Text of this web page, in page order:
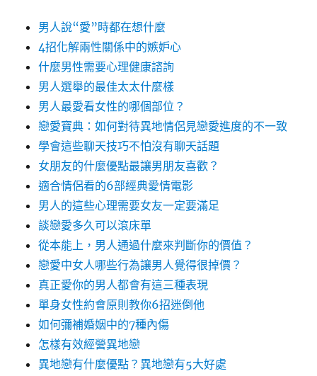
男人說“愛”時都在想什麼
4招化解兩性關係中的嫉妒心
什麼男性需要心理健康諮詢
男人選舉的最佳太太什麼樣
男人最愛看女性的哪個部位？
戀愛寶典：如何對待異地情侶見戀愛進度的不一致
學會這些聊天技巧不怕沒有聊天話題
女朋友的什麼優點最讓男朋友喜歡？
適合情侶看的6部經典愛情電影
男人的這些心理需要女友一定要滿足
談戀愛多久可以滾床單
從本能上，男人通過什麼來判斷你的價值？
戀愛中女人哪些行為讓男人覺得很掉價？
真正愛你的男人都會有這三種表現
單身女性約會原則教你6招迷倒他
如何彌補婚姻中的7種內傷
怎樣有效經營異地戀
異地戀有什麼優點？異地戀有5大好處